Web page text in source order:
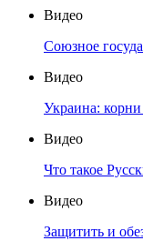
Видео
Союзное
Видео
Украина:
Видео
Что такое
Видео
Защитить и